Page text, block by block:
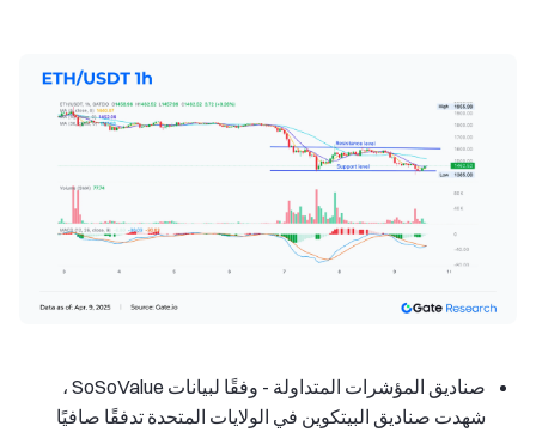
صناديق المؤشرات المتداولة
- وفقًا لبيانات SoSoValue ،
شهدت صناديق البيتكوين في الولايات المتحدة تدفقًا صافيًا